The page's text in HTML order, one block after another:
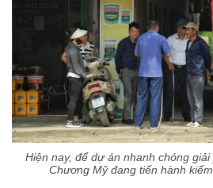
Hiện nay, để dự án nhanh chóng
Chương Mỹ đang tiến hành